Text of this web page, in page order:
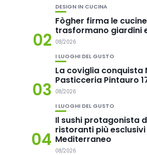
02
DESIGN IN CUCINA
Fògher firma le
trasformano giardini
08/2026
03
I LUOGHI DEL GUSTO
La coviglia conquista
Pasticceria Pintauro
08/2026
04
I LUOGHI DEL GUSTO
Il sushi protagonista
ristoranti più
Mediterraneo
08/2026